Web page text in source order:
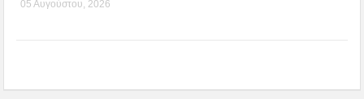
05 Αυγούστου, 2026